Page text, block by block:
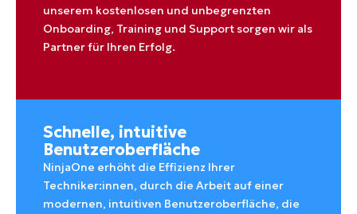
unserem kostenlosen und unbegrenzten
Onboarding, Training und Support sorgen wir als
Partner für Ihren Erfolg.
Schnelle, intuitive
Benutzeroberfläche
NinjaOne erhöht die Effizienz Ihrer
Techniker:innen, durch die Arbeit auf einer
modernen, intuitiven Benutzeroberfläche, die